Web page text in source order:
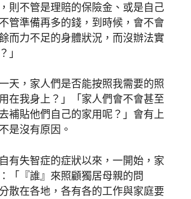
則不管是理賠的保險金、或是自己
管準備再多的錢，到時候，會不會
而力不足的身體狀況，而沒辦法實
」
天，家人們是否能按照我需要的照
在我身上？」「家人們會不會甚至
補貼他們自己的家用呢？」會有上
是沒有原因。
有失智症的症狀以來，一開始，家
「『誰』來照顧獨居母親的問
散在各地，各有各的工作與家庭要